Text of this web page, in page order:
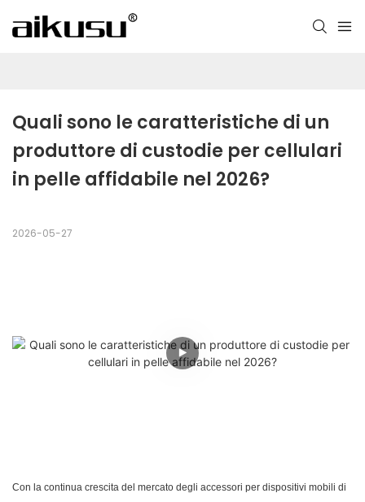
Quali sono le caratteristiche di un
produttore di custodie per cellulari
in pelle affidabile nel 2026?
2026-05-27
Con la continua crescita del mercato degli accessori per dispositivi mobili di